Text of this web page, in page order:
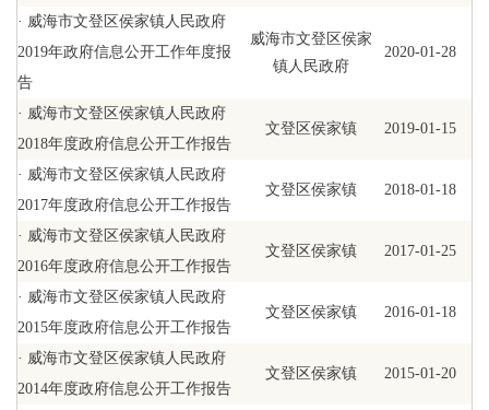
· 威海市文登区侯家镇人民政府
2019年政府信息公开工作年度报
告
威海市文登区侯家
镇人民政府
2020-01-28
· 威海市文登区侯家镇人民政府
2018年度政府信息公开工作报告
文登区侯家镇 2019-01-15
· 威海市文登区侯家镇人民政府
2017年度政府信息公开工作报告
文登区侯家镇 2018-01-18
· 威海市文登区侯家镇人民政府
2016年度政府信息公开工作报告
文登区侯家镇 2017-01-25
· 威海市文登区侯家镇人民政府
2015年度政府信息公开工作报告
文登区侯家镇 2016-01-18
· 威海市文登区侯家镇人民政府
2014年度政府信息公开工作报告
文登区侯家镇 2015-01-20